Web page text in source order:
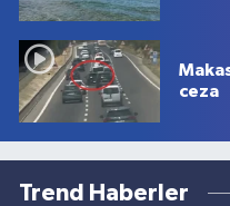
ceza
Trend Haberler